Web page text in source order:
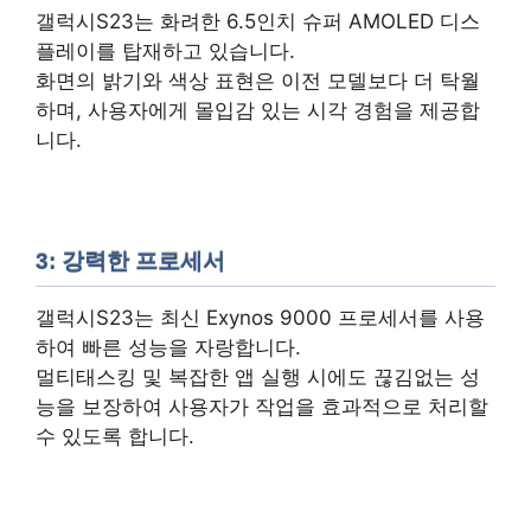
갤럭시S23는 화려한 6.5인치 슈퍼 AMOLED 디스
플레이를 탑재하고 있습니다.
화면의 밝기와 색상 표현은 이전 모델보다 더 탁월
하며, 사용자에게 몰입감 있는 시각 경험을 제공합
니다.
3: 강력한 프로세서
갤럭시S23는 최신 Exynos 9000 프로세서를 사용
하여 빠른 성능을 자랑합니다.
멀티태스킹 및 복잡한 앱 실행 시에도 끊김없는 성
능을 보장하여 사용자가 작업을 효과적으로 처리할
수 있도록 합니다.